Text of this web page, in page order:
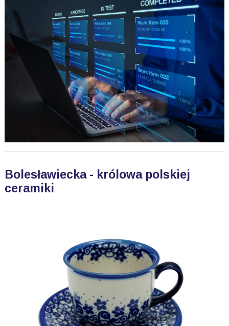
Bolesławiecka - królowa polskiej
ceramiki